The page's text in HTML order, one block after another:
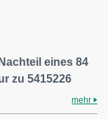
eines 84
zu 5415226
mehr